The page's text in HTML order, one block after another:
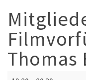
Thomas
Mitgliedertreffen